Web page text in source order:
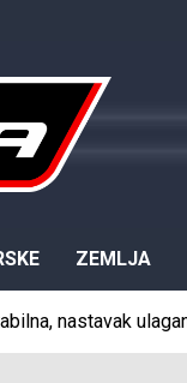
ZEMLJA
nastavak